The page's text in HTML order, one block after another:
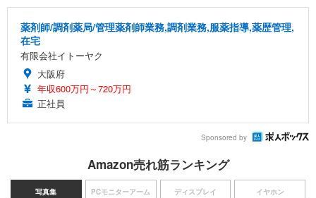
薬剤師/調剤薬局/管理薬剤師業務,調剤業務,服薬指導,薬歴管理,
在宅
有限会社イトーヤク
大阪府
年収600万円～720万円
正社員
Sponsored by
Amazon売れ筋ランキング
写真集 PCモニターアーム ディスプレイ イヤホン